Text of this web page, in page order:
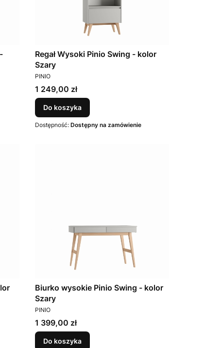
Regał Wysoki Pinio Swing - kolor
Szary
PRODUCENT
PINIO
Cena
1 249,00 zł
Do koszyka
Dostępność: Dostępny na zamówienie
Biurko wysokie Pinio Swing - kolor
Szary
PRODUCENT
PINIO
Cena
1 399,00 zł
Do koszyka